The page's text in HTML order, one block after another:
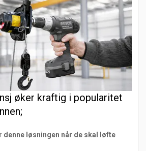
øker kraftig i popularitet
denne løsningen når de skal løfte